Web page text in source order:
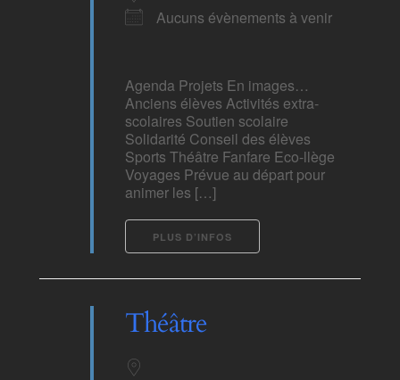
Aucuns évènements à venir
Agenda Projets En images…
Anciens élèves Activités extra-
scolaires Soutien scolaire
Solidarité Conseil des élèves
Sports Théâtre Fanfare Eco-llège
Voyages Prévue au départ pour
animer les […]
PLUS D’INFOS
Théâtre